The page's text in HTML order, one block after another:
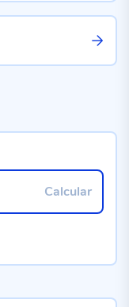
Calcular